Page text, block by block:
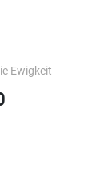
Ewigkeit